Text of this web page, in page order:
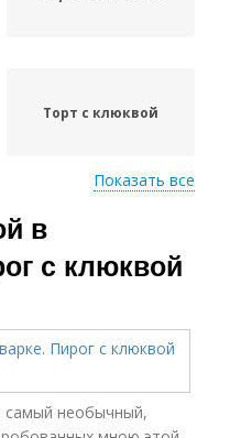
Торт с клюквой
Показать все
в
с клюквой
самый необычный,